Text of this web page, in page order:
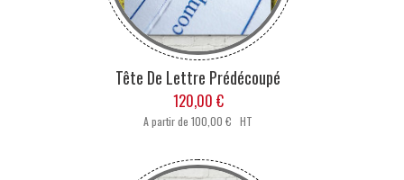
Tête De Lettre Prédécoupé
120,00 €
A partir de100,00 € HT